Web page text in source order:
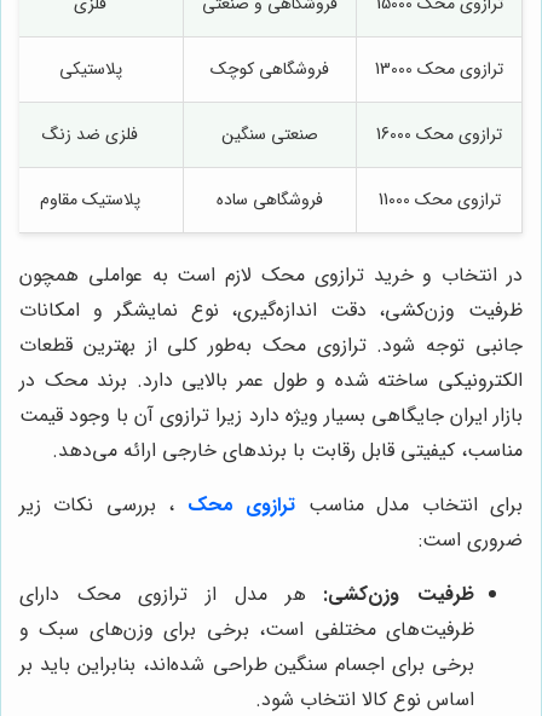
ترازوی محک 13000 فروشگاهی کوچک پلاستیکی
ترازوی محک 16000 صنعتی سنگین فلزی ضد زنگ
ترازوی محک 11000 فروشگاهی ساده پلاستیک مقاوم
در انتخاب و خرید ترازوی محک لازم است به عواملی همچون
ظرفیت وزن‌کشی، دقت اندازه‌گیری، نوع نمایشگر و امکانات
جانبی توجه شود. ترازوی محک به‌طور کلی از بهترین قطعات
الکترونیکی ساخته شده و طول عمر بالایی دارد. برند محک در
بازار ایران جایگاهی بسیار ویژه دارد زیرا ترازوی آن با وجود قیمت
مناسب، کیفیتی قابل رقابت با برندهای خارجی ارائه می‌دهد.
برای انتخاب مدل مناسب ترازوی محک ، بررسی نکات زیر
ضروری است:
ظرفیت وزن‌کشی:
هر مدل از ترازوی محک دارای
ظرفیت‌های مختلفی است، برخی برای وزن‌های سبک و
برخی برای اجسام سنگین طراحی شده‌اند، بنابراین باید بر
اساس نوع کالا انتخاب شود.